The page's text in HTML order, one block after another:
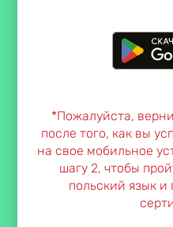
*Пожалуйста,
после того, как вы
на свое мобильное
шагу 2, чтобы
польский язык и